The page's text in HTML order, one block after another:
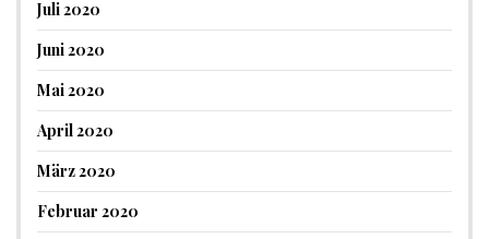
Juli 2020
Juni 2020
Mai 2020
April 2020
März 2020
Februar 2020